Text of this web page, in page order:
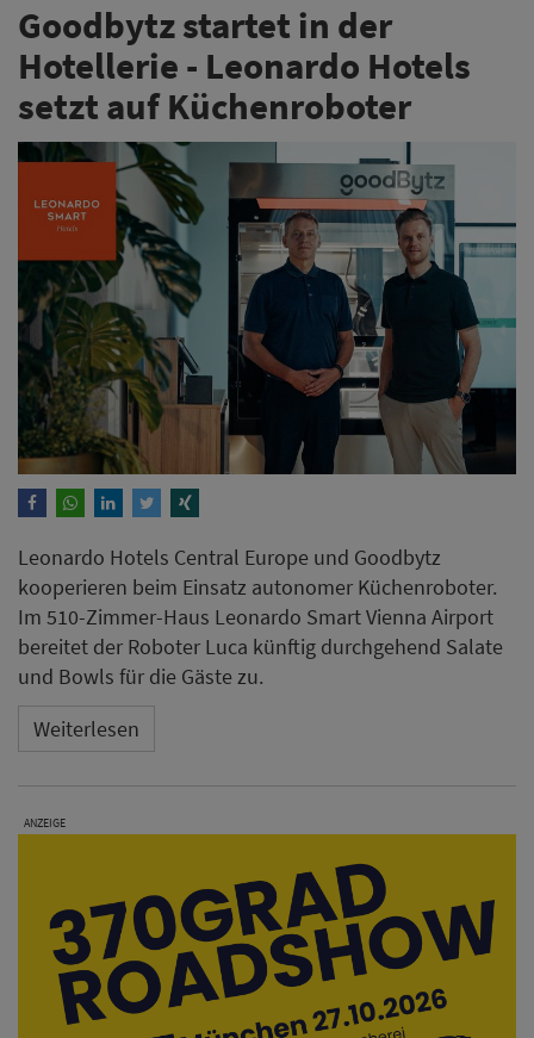
Goodbytz startet in der
Hotellerie - Leonardo Hotels
setzt auf Küchenroboter
Leonardo Hotels Central Europe und Goodbytz
kooperieren beim Einsatz autonomer Küchenroboter.
Im 510-Zimmer-Haus Leonardo Smart Vienna Airport
bereitet der Roboter Luca künftig durchgehend Salate
und Bowls für die Gäste zu.
Weiterlesen
ANZEIGE